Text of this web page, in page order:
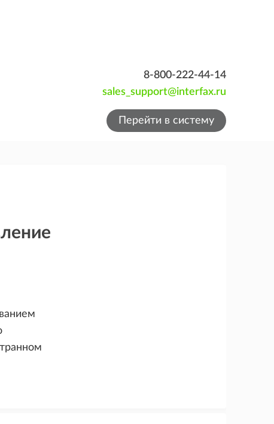
8-800-222-44-14
sales_support@interfax.ru
Перейти в систему